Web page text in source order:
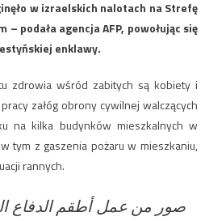
w izraelskich nalotach na Strefę
podała agencja AFP, powołując się
enklawy.
zdrowia wśród zabitych są kobiety i
załóg obrony cywilnej walczących
na kilka budynków mieszkalnych w
tym z gaszenia pożaru w mieszkaniu,
rannych.
صور من عمل أطقم الدفاع